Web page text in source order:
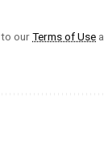
to ourTerms of Use